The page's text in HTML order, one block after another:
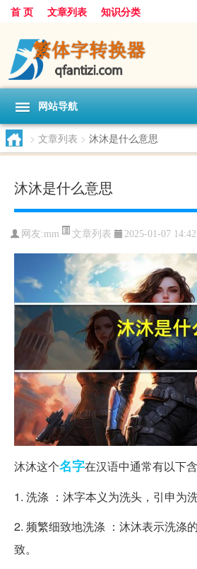
首 页 文章列表 知识分类
网站导航
> 文章列表 > 沐沐是什么意思
沐沐是什么意思
网友:mm 文章列表 2025-01-07
沐沐这个名字在汉语中通常有以下含
1. 洗涤 ：沐字本义为洗头，引申为
2. 频繁细致地洗涤 ：沐沐表示洗涤
致。